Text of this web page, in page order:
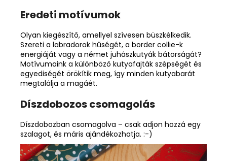
Eredeti motívumok
Olyan kiegészítő, amellyel szívesen büszkélkedik.
Szereti a labradorok hűségét, a border collie-k
energiáját vagy a német juhászkutyák bátorságát?
Motívumaink a különböző kutyafajták szépségét és
egyediségét örökítik meg, így minden kutyabarát
megtalálja a magáét.
Díszdobozos csomagolás
Díszdobozban csomagolva – csak adjon hozzá egy
szalagot, és máris ajándékozhatja. :-)